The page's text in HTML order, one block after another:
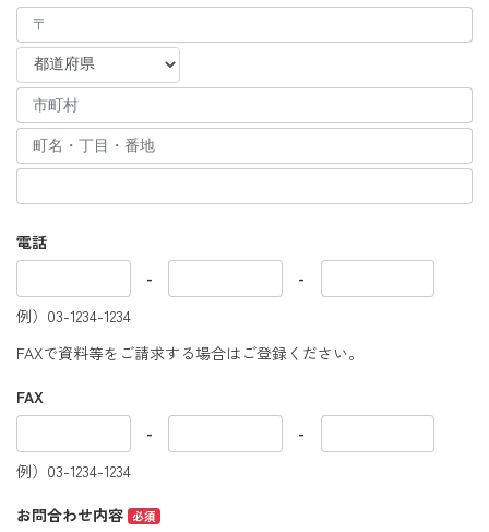
電話
-
-
例）03-1234-1234
FAXで資料等をご請求する場合はご登録ください。
FAX
-
-
例）03-1234-1234
お問合わせ内容 必須